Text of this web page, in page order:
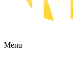
Menu